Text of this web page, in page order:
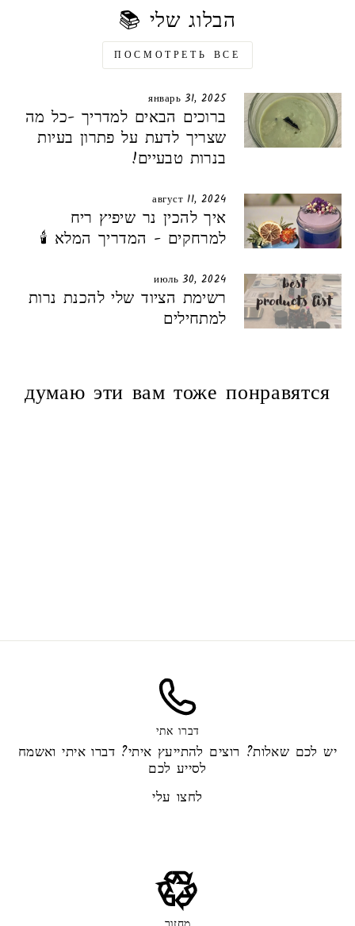
הבלוג שלי 📚
ПОСМОТРЕТЬ ВСЕ
январь 31, 2025
ברוכים הבאים למדריך -כל מה
שצריך לדעת על פתרון בעיות
בנרות טבעיים!
август 11, 2024
איך להכין נר שיפיץ ריח
למרחקים - המדריך המלא 🕯️
июль 30, 2024
רשימת הציוד שלי להכנת נרות
למתחילים
думаю эти вам тоже понравятся
דברו אתי
יש לכם שאלות? רוצים להתייעץ איתי? דברו איתי ואשמח
לסייע לכם
לחצו עלי